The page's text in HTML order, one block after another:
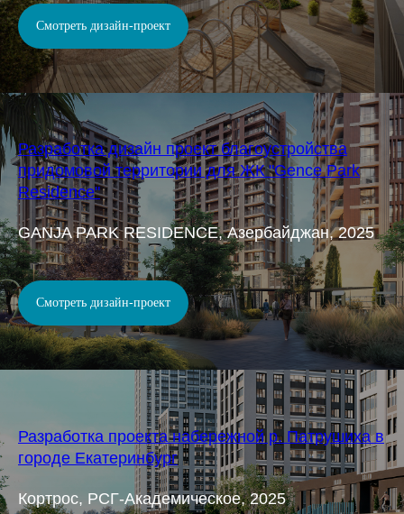
Смотреть дизайн-проект
Разработка дизайн проект благоустройства
придомовой территории для ЖК "Gence Park
Residence"
GANJA PARK RESIDENCE, Азербайджан, 2025
Смотреть дизайн-проект
Разработка проекта набережной р. Патрушиха в
городе Екатеринбург
Кортрос, РСГ-Академическое, 2025